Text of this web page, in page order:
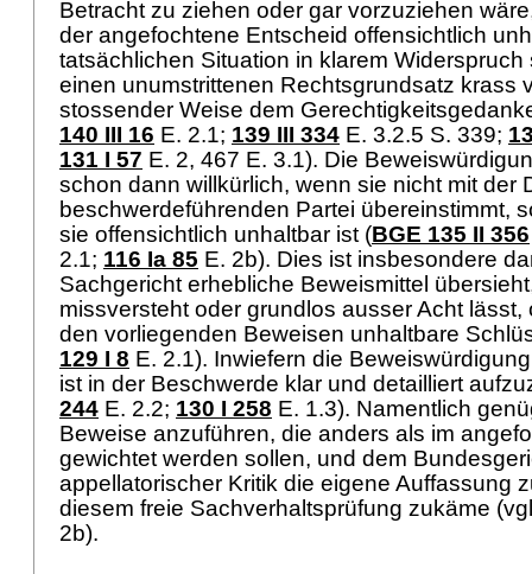
Betracht zu ziehen oder gar vorzuziehen
der angefochtene Entscheid offensichtlich
tatsächlichen Situation in klarem
einen unumstrittenen Rechtsgrundsatz krass
stossender Weise dem
140 III 16 E. 2.1; 139 III 334 E. 3.2.5 S. 339;
131 I 57 E. 2, 467 E. 3.1). Die
schon dann willkürlich, wenn sie nicht mit der
beschwerdeführenden Partei übereinstimmt,
sie offensichtlich unhaltbar ist (BGE 135 II 356
2.1; 116 Ia 85 E. 2b). Dies ist insbesondere
Sachgericht erhebliche Beweismittel
missversteht oder grundlos ausser Acht
den vorliegenden Beweisen unhaltbare
129 I 8 E. 2.1). Inwiefern die
ist in der Beschwerde klar und detailliert
244 E. 2.2; 130 I 258 E. 1.3). Namentlich
Beweise anzuführen, die anders als im
gewichtet werden sollen, und dem
appellatorischer Kritik die eigene Auffassung
diesem freie Sachverhaltsprüfung zukäme
2b).